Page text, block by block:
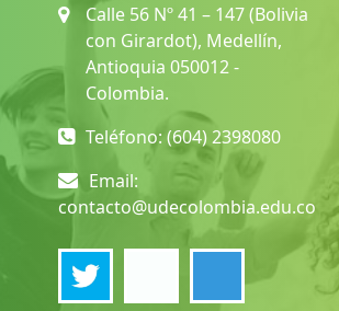
Calle 56 Nº 41 – 147 (Bolivia
con Girardot), Medellín,
Antioquia 050012 -
Colombia.
Teléfono: (604) 2398080
Email:
contacto@udecolombia.edu.co